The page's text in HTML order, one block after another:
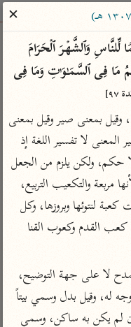
الشرعي
مصاحف معاجم
معاصرة
الميسر
المختصر في
التفسير
أيسر التفاسير
القرآن – تدبر وعمل
✕
قاله الزمخشري وقيل مفعول ثان لجعل، ولا وجه له، وقيل بدل وسمي بيتاً